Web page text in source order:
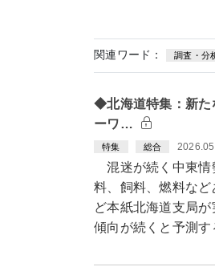
関連ワード： 調査・分
◆北海道特集：新た
ーワ…
特集 総合
混迷が続く中東情
料、飼料、燃料な
ど本紙北海道支局
傾向が続くと予測